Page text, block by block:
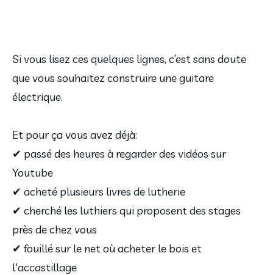
Si vous lisez ces quelques lignes, c’est sans doute
que vous souhaitez construire une guitare
électrique.
Et pour ça vous avez déjà:
✔ passé des heures à regarder des vidéos sur
Youtube
✔ acheté plusieurs livres de lutherie
✔ cherché les luthiers qui proposent des stages
près de chez vous
✔ fouillé sur le net où acheter le bois et
l'accastillage